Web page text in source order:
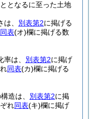
となるに至った土地
、 別表第2に掲げる
同表(オ)欄に掲げる数
は、 別表第2に掲げ
同表(カ)欄に掲げる
造は、 別表第2に掲
れ同表(キ)欄に掲げ